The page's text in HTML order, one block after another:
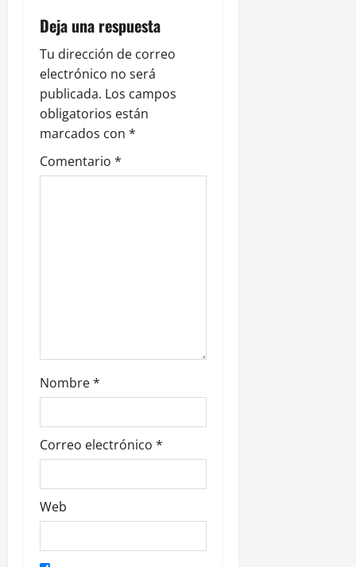
d
e
e
n
t
r
Deja una respuesta
Tu dirección de correo
electrónico no será
publicada. Los campos
obligatorios están
marcados con *
Comentario *
Nombre*
Correo electrónico *
Web